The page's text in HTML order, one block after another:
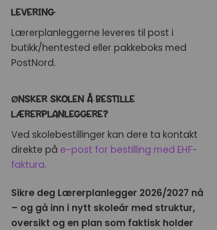
LEVERING
Lærerplanleggerne leveres til post i
butikk/hentested eller pakkeboks med
PostNord.
ØNSKER SKOLEN Å BESTILLE
LÆRERPLANLEGGERE?
Ved skolebestillinger kan dere ta kontakt
direkte på e-post for bestilling med EHF-
faktura.
Sikre deg Lærerplanlegger 2026/2027 nå
– og gå inn i nytt skoleår med struktur,
oversikt og en plan som faktisk holder